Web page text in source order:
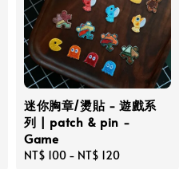
迷你胸章/燙貼 - 遊戲系
列 | patch & pin -
Game
Regular
NT$ 100 - NT$ 120